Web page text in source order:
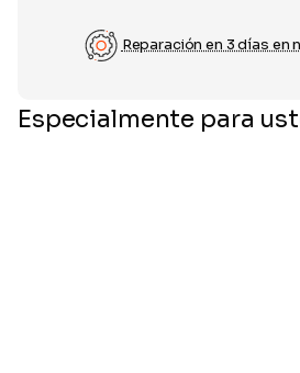
Reparación en 3 días en
Especialmente para